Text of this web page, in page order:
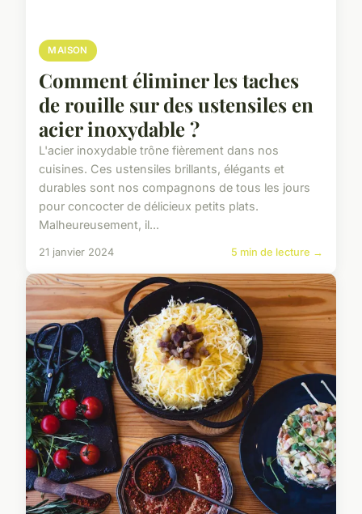
MAISON
Comment éliminer les taches
de rouille sur des ustensiles en
acier inoxydable ?
L'acier inoxydable trône fièrement dans nos
cuisines. Ces ustensiles brillants, élégants et
durables sont nos compagnons de tous les jours
pour concocter de délicieux petits plats.
Malheureusement, il...
21 janvier 2024 5 min de lecture →